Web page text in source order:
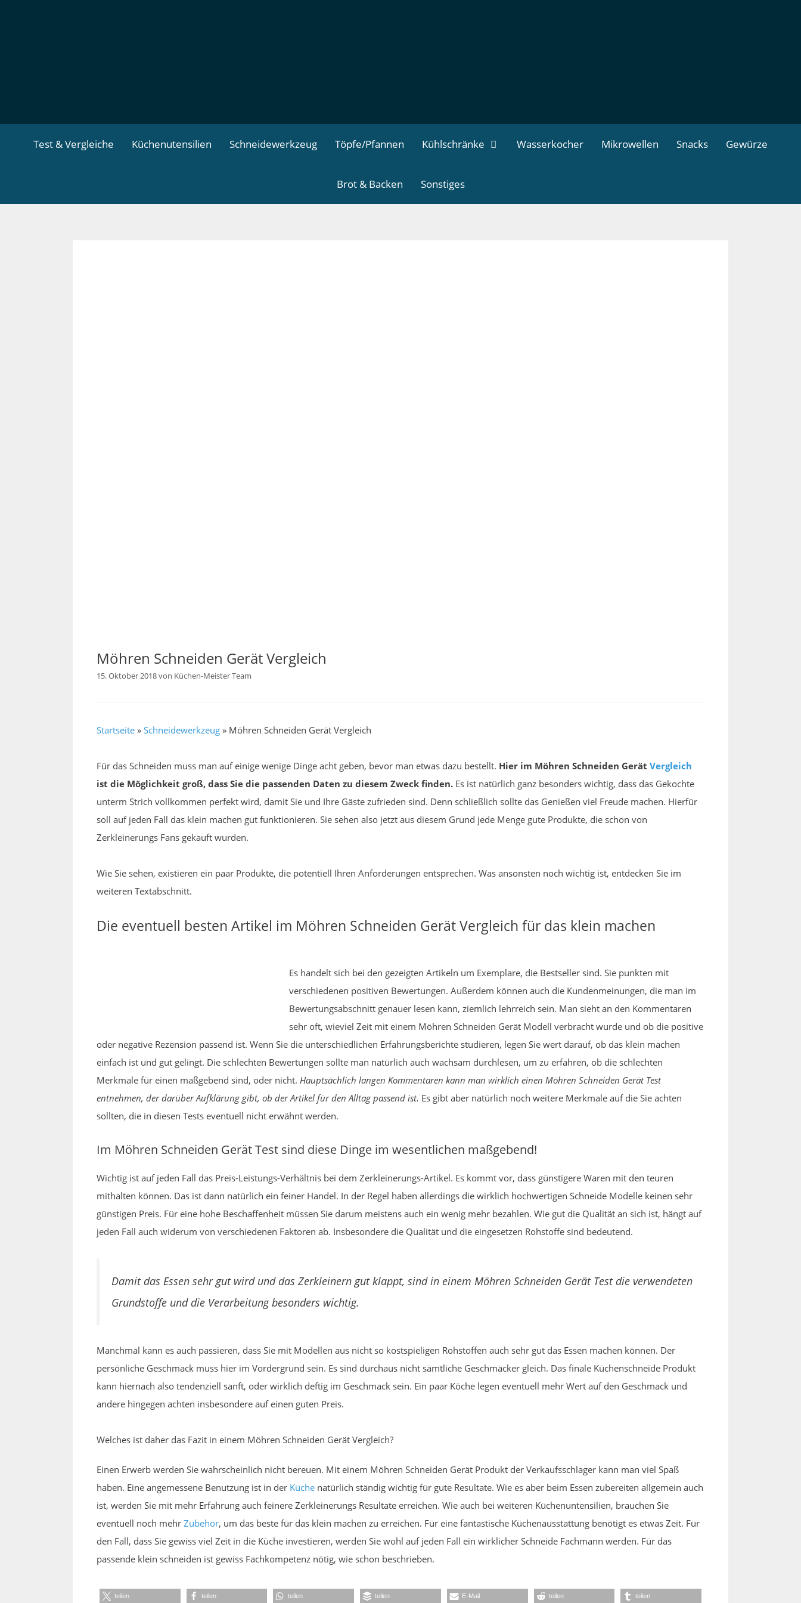
Test & Vergleiche Küchenutensilien Schneidewerkzeug Töpfe/Pfannen Kühlschränke Wasserkocher Mikrowellen Snacks Gewürze
Brot & Backen Sonstiges
Möhren Schneiden Gerät Vergleich
15. Oktober 2018von Küchen-Meister Team
Startseite » Schneidewerkzeug » Möhren Schneiden Gerät Vergleich
Für das Schneiden muss man auf einige wenige Dinge acht geben, bevor man etwas dazu bestellt. Hier im Möhren Schneiden Gerät Vergleich
ist die Möglichkeit groß, dass Sie die passenden Daten zu diesem Zweck finden. Es ist natürlich ganz besonders wichtig, dass das Gekochte
unterm Strich vollkommen perfekt wird, damit Sie und Ihre Gäste zufrieden sind. Denn schließlich sollte das Genießen viel Freude machen. Hierfür
soll auf jeden Fall das klein machen gut funktionieren. Sie sehen also jetzt aus diesem Grund jede Menge gute Produkte, die schon von
Zerkleinerungs Fans gekauft wurden.
Wie Sie sehen, existieren ein paar Produkte, die potentiell Ihren Anforderungen entsprechen. Was ansonsten noch wichtig ist, entdecken Sie im
weiteren Textabschnitt.
Die eventuell besten Artikel im Möhren Schneiden Gerät Vergleich für das klein machen
Es handelt sich bei den gezeigten Artikeln um Exemplare, die Bestseller sind. Sie punkten mit
verschiedenen positiven Bewertungen. Außerdem können auch die Kundenmeinungen, die man im
Bewertungsabschnitt genauer lesen kann, ziemlich lehrreich sein. Man sieht an den Kommentaren
sehr oft, wieviel Zeit mit einem Möhren Schneiden Gerät Modell verbracht wurde und ob die positive
oder negative Rezension passend ist. Wenn Sie die unterschiedlichen Erfahrungsberichte studieren, legen Sie wert darauf, ob das klein machen
einfach ist und gut gelingt. Die schlechten Bewertungen sollte man natürlich auch wachsam durchlesen, um zu erfahren, ob die schlechten
Merkmale für einen maßgebend sind, oder nicht. Hauptsächlich langen Kommentaren kann man wirklich einen Möhren Schneiden Gerät Test
entnehmen, der darüber Aufklärung gibt, ob der Artikel für den Alltag passend ist. Es gibt aber natürlich noch weitere Merkmale auf die Sie achten
sollten, die in diesen Tests eventuell nicht erwähnt werden.
Im Möhren Schneiden Gerät Test sind diese Dinge im wesentlichen maßgebend!
Wichtig ist auf jeden Fall das Preis-Leistungs-Verhältnis bei dem Zerkleinerungs-Artikel. Es kommt vor, dass günstigere Waren mit den teuren
mithalten können. Das ist dann natürlich ein feiner Handel. In der Regel haben allerdings die wirklich hochwertigen Schneide Modelle keinen sehr
günstigen Preis. Für eine hohe Beschaffenheit müssen Sie darum meistens auch ein wenig mehr bezahlen. Wie gut die Qualität an sich ist, hängt auf
jeden Fall auch widerum von verschiedenen Faktoren ab. Insbesondere die Qualität und die eingesetzen Rohstoffe sind bedeutend.
Damit das Essen sehr gut wird und das Zerkleinern gut klappt, sind in einem Möhren Schneiden Gerät Test die verwendeten
Grundstoffe und die Verarbeitung besonders wichtig.
Manchmal kann es auch passieren, dass Sie mit Modellen aus nicht so kostspieligen Rohstoffen auch sehr gut das Essen machen können. Der
persönliche Geschmack muss hier im Vordergrund sein. Es sind durchaus nicht sämtliche Geschmäcker gleich. Das finale Küchenschneide Produkt
kann hiernach also tendenziell sanft, oder wirklich deftig im Geschmack sein. Ein paar Köche legen eventuell mehr Wert auf den Geschmack und
andere hingegen achten insbesondere auf einen guten Preis.
Welches ist daher das Fazit in einem Möhren Schneiden Gerät Vergleich?
Einen Erwerb werden Sie wahrscheinlich nicht bereuen. Mit einem Möhren Schneiden Gerät Produkt der Verkaufsschlager kann man viel Spaß
haben. Eine angemessene Benutzung ist in der Küche natürlich ständig wichtig für gute Resultate. Wie es aber beim Essen zubereiten allgemein auch
ist, werden Sie mit mehr Erfahrung auch feinere Zerkleinerungs Resultate erreichen. Wie auch bei weiteren Küchenuntensilien, brauchen Sie
eventuell noch mehr Zubehör, um das beste für das klein machen zu erreichen. Für eine fantastische Küchenausstattung benötigt es etwas Zeit. Für
den Fall, dass Sie gewiss viel Zeit in die Küche investieren, werden Sie wohl auf jeden Fall ein wirklicher Schneide Fachmann werden. Für das
passende klein schneiden ist gewiss Fachkompetenz nötig, wie schon beschrieben.
teilen teilen teilen teilen E-Mail teilen teilen